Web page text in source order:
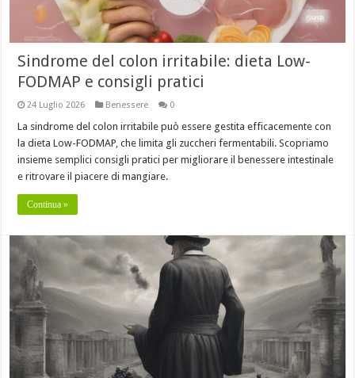
Sindrome del colon irritabile: dieta Low-
FODMAP e consigli pratici
24 Luglio 2026 Benessere 0
La sindrome del colon irritabile può essere gestita efficacemente con
la dieta Low-FODMAP, che limita gli zuccheri fermentabili. Scopriamo
insieme semplici consigli pratici per migliorare il benessere intestinale
e ritrovare il piacere di mangiare.
Continua »